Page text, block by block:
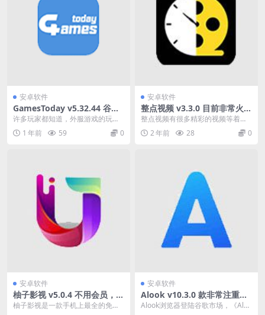
安卓软件
GamesToday v5.32.44 谷歌
外服游戏下载器免翻版
许多玩家都知道，外服游戏的玩法
自由度更高，活动创意十足，能带
来截然不同的游戏体验...
1 年前 59 0
安卓软件
整点视频 v3.3.0 目前非常火的
影视播放器软件
整点视频有很多精彩的视频等着
你。还可以在APP里提交分享自己
有趣的生活故事，和众...
2 年前 28 0
安卓软件
柚子影视 v5.0.4 不用会员，可
以投屏，免费追剧，去广告版
柚子影视是一款手机上最全的免费
安卓软件
Alook v10.3.0 款非常注重用
户隐私安全的掌上极速浏览器
Alook浏览器登陆谷歌市场，《Aloo